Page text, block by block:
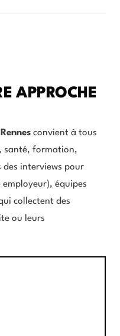
APPROCHE
convient à tous
santé, formation,
des interviews pour
équipes
collectent des
ou leurs